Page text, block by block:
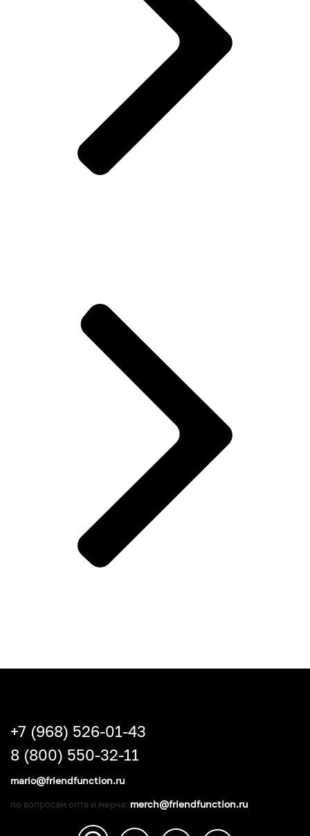
+7 (968) 526-01-43
8 (800) 550-32-11
mario@friendfunction.ru
по вопросам опта и мерча: merch@friendfunction.ru